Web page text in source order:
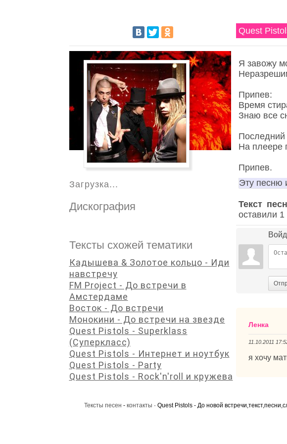
Quest
Я завожу
Припев:
Время
Знаю все
Последний
На плеере
Припев.
Эту песню
Текст
оставили
Ленка
11.10.2011
я хочу
Загрузка...
Дискография
Тексты схожей тематики
Кадышева & Золотое кольцо - Иди
навстречу
FM Project - До встречи в
Амстердаме
Восток - До встречи
Монокини - До встречи на звезде
Quest Pistols - Superklass
(Суперкласс)
Quest Pistols - Интернет и ноутбук
Quest Pistols - Party
Quest Pistols - Rock'n'roll и кружева
Тексты песен - контакты · Quest Pistols - До новой